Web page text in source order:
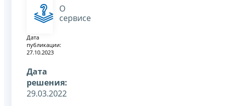
О
сервисе
Дата
публикации:
27.10.2023
Дата
решения:
29.03.2022